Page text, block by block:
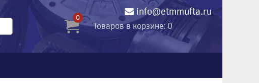
info@etmmufta.ru
0
Товаров в корзине: 0